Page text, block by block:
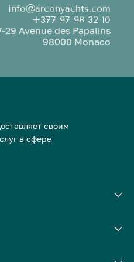
info@arconyachts.com
+377 97 98 32 10
29 Avenue des Papalins
98000 Monaco
своим
в сфере